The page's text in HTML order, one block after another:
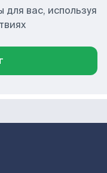
вас, используя